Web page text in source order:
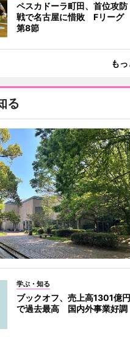
ペスカドーラ町田、首位攻防
戦で名古屋に惜敗 Fリーグ
第8節
も
る
学ぶ・知る
ブックオフ、売上高1301億円
で過去最高 国内外事業好調